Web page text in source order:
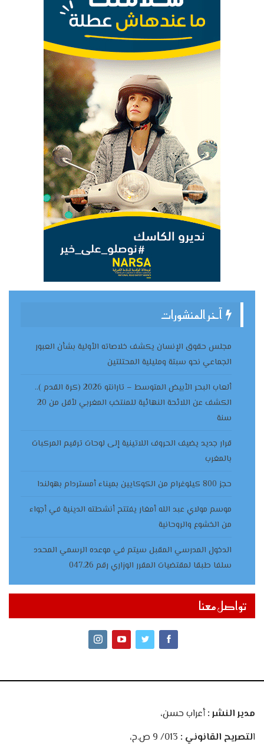
آخر المنشورات
مجلس حقوق الإنسان يكشف خلاصاته الأولية بشأن العبور
الجماعي نحو سبتة ومليلية المحتلتين
ألعاب البحر الأبيض المتوسط – تارانتو 2026 (كرة القدم )..
الكشف عن اللائحة النهائية للمنتخب المغربي لأقل من 20
سنة
قرار جديد يضيف الحروف اللاتينية إلى لوحات ترقيم المركبات
بالمغرب
حجز 800 كيلوغرام من الكوكايين بميناء أمستردام بهولندا
موسم مولاي عبد الله أمغار يفتتح أنشطته الدينية في أجواء
من الخشوع والروحانية
الدخول المدرسي المقبل سیتم في موعده الرسمي المحدد
سلفا طبقا لمقتضیات المقرر الوزاري رقم 047.26
تواصل معنا
مدير النشر :أعراب حسن،
التصريح القانوني :